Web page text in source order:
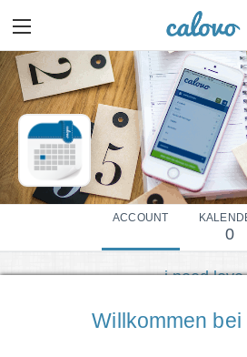
ACCOUNT
0
i need love
Mehr Details
Willkommen bei